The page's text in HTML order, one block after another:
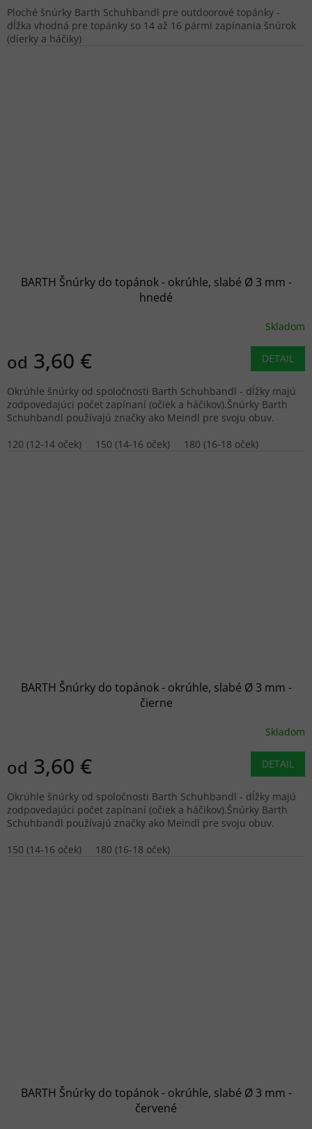
Ploché šnúrky Barth Schuhbandl pre outdoorové topánky -
dĺžka vhodná pre topánky so 14 až 16 pármi zapínania šnúrok
(dierky a háčiky)
BARTH Šnúrky do topánok - okrúhle, slabé Ø 3 mm -
hnedé
Skladom
od 3,60 € DETAIL
Okrúhle šnúrky od spoločnosti Barth Schuhbandl - dĺžky majú
zodpovedajúci počet zapínaní (očiek a háčikov).Šnúrky Barth
Schuhbandl používajú značky ako Meindl pre svoju obuv.
120 (12-14 oček)
150 (14-16 oček) 180 (16-18 oček)
BARTH Šnúrky do topánok - okrúhle, slabé Ø 3 mm -
čierne
Skladom
od 3,60 € DETAIL
Okrúhle šnúrky od spoločnosti Barth Schuhbandl - dĺžky majú
zodpovedajúci počet zapínaní (očiek a háčikov).Šnúrky Barth
Schuhbandl používajú značky ako Meindl pre svoju obuv.
150 (14-16 oček)
180 (16-18 oček)
BARTH Šnúrky do topánok - okrúhle, slabé Ø 3 mm -
červené